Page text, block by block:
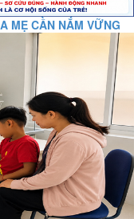
MẸ CẦN NẮM VỮNG